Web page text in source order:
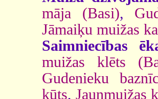
māja (Basi),
Jāmaiķu muižas
Saimniecības
muižas klēts
Gudenieku
kūts, Jaunmuižas